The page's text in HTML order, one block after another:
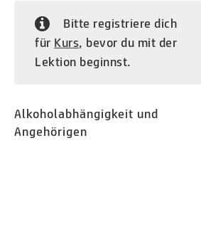
Bitte registriere dich
für Kurs, bevor du mit der
Lektion beginnst.
Alkoholabhängigkeit und
Angehörigen